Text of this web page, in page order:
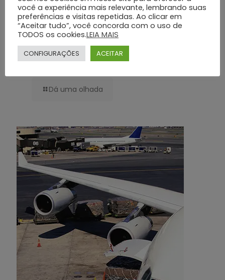
Cerimônia Tradicional x Cremação Ecológica: Escolha Consciente e
Valores Familiares com o Grupo Silva e Sa
Dá uma olhada
você a experiência mais relevante, lembrando suas
preferências e visitas repetidas. Ao clicar em
“Aceitar tudo”, você concorda com o uso de
TODOS os cookies.LEIA MAIS
CONFIGURAÇÕES ACEITAR